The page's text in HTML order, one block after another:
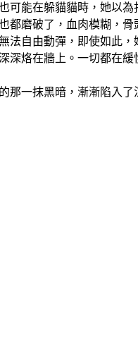
可能在躲貓貓時，她以
都磨破了，血肉模糊，
法自由動彈，即使如此
深烙在牆上。一切都在
那一抹黑暗，漸漸陷入了